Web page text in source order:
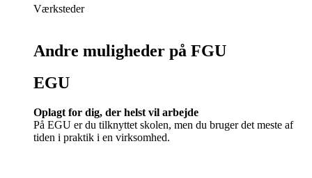
Værksteder
Andre muligheder på FGU
EGU​
Oplagt for dig, der helst vil arbejde
På EGU er du tilknyttet skolen, men du bruger det meste af
tiden i praktik i en virksomhed.